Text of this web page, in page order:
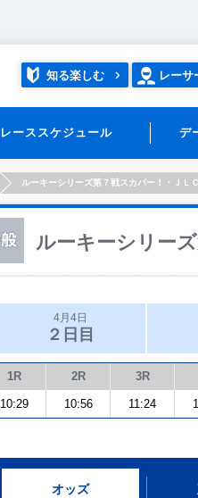
知る楽しむ レーサ
レーススケジュール デ
ルーキーシリーズ第７戦スカパー！・ＪＬ
ルーキーシリー
4月4日
２日目
1R 2R 3R
10:29 10:56 11:24
オッズ